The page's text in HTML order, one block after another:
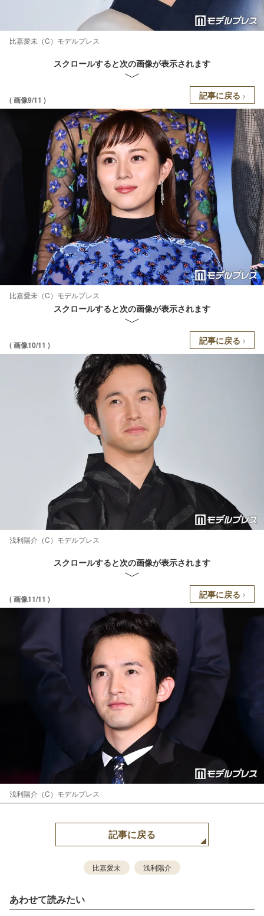
比嘉愛未（C）モデルプレス
スクロールすると次の画像が表示されます
( 画像9/11 ) 記事に戻る
比嘉愛未（C）モデルプレス
スクロールすると次の画像が表示されます
( 画像10/11 ) 記事に戻る
浅利陽介（C）モデルプレス
スクロールすると次の画像が表示されます
( 画像11/11 ) 記事に戻る
浅利陽介（C）モデルプレス
記事に戻る
比嘉愛未 浅利陽介
あわせて読みたい